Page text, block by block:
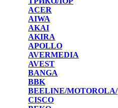
ACER
AIWA
AKAI
AKIRA
APOLLO
AVERMEDIA
AVEST
BANGA
BBK
BEELINE/MOTOROLA/
CISCO